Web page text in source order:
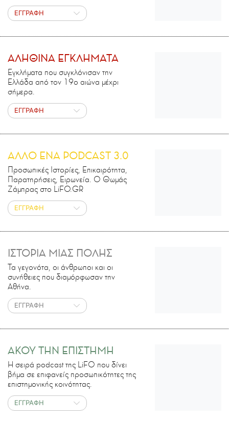
ΕΓΓΡΑΦΗ
ΑΛΗΘΙΝΑ ΕΓΚΛΗΜΑΤΑ
Εγκλήματα που συγκλόνισαν την
Ελλάδα από τον 19ο αιώνα μέχρι
σήμερα.
ΕΓΓΡΑΦΗ
ΑΛΛΟ ΕΝΑ PODCAST 3.0
Προσωπικές Ιστορίες, Επικαιρότητα,
Παρατηρήσεις, Ειρωνεία. Ο Θωμάς
Ζάμπρας στο LiFO.GR
ΕΓΓΡΑΦΗ
ΙΣΤΟΡΙΑ ΜΙΑΣ ΠΟΛΗΣ
Τα γεγονότα, οι άνθρωποι και οι
συνήθειες που διαμόρφωσαν την
Αθήνα.
ΕΓΓΡΑΦΗ
ΑΚΟΥ ΤΗΝ ΕΠΙΣΤΗΜΗ
H σειρά podcast της LiFO που δίνει
βήμα σε επιφανείς προσωπικότητες της
επιστημονικής κοινότητας.
ΕΓΓΡΑΦΗ